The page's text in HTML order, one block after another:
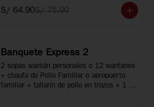
S/ 64.90S/ 75.90
Banquete Express 2
2 sopas wantán personales o 12 wantanes
+ chaufa de Pollo Familiar o aeropuerto
familiar + tallarín de pollo en trozos + 1